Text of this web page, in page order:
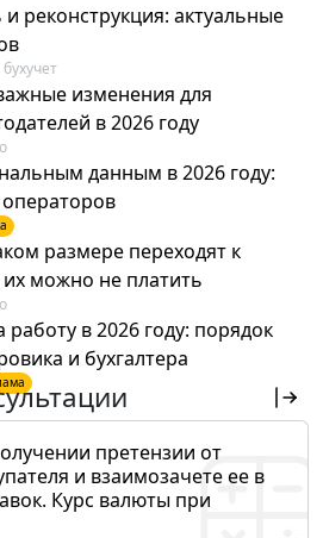
реконструкция: актуальные
изменения для
в 2026 году
данным в 2026 году:
размере переходят к
можно не платить
в 2026 году: порядок
и бухгалтера
претензии от
и взаимозачете ее в
Курс валюты при